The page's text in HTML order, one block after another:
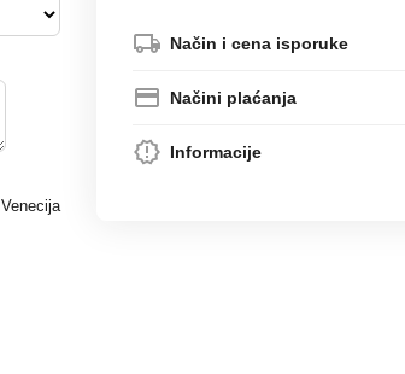
Venecija
Način i cena isporuke
Načini plaćanja
Informacije